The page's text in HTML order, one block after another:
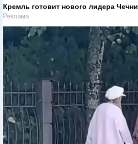
Кремль готовит нового лидера Чечни
Реклама